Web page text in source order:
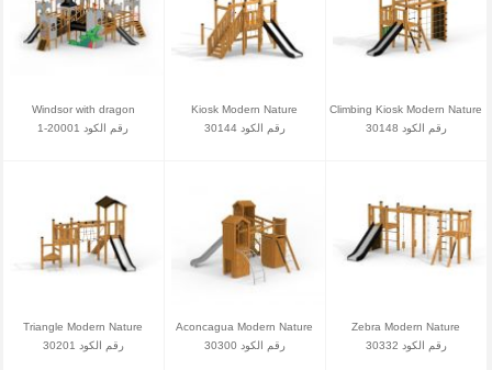
Windsor with dragon
رقم الكود 20001-1
Kiosk Modern Nature
رقم الكود 30144
Climbing Kiosk Modern Nature
رقم الكود 30148
Triangle Modern Nature
رقم الكود 30201
Aconcagua Modern Nature
رقم الكود 30300
Zebra Modern Nature
رقم الكود 30332